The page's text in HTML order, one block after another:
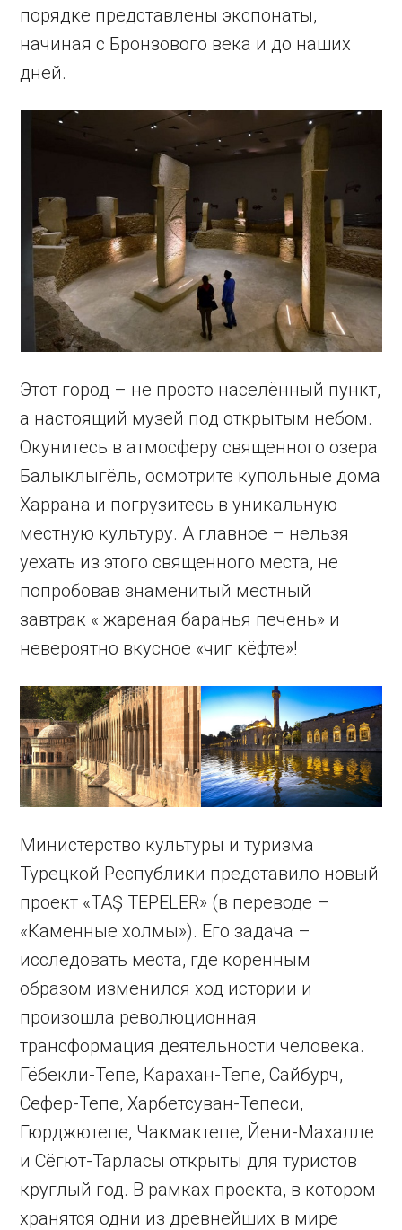
порядке представлены экспонаты,
начиная с Бронзового века и до наших
дней.
Этот город – не просто населённый пункт,
а настоящий музей под открытым небом.
Окунитесь в атмосферу священного озера
Балыклыгёль, осмотрите купольные дома
Харрана и погрузитесь в уникальную
местную культуру. А главное – нельзя
уехать из этого священного места, не
попробовав знаменитый местный
завтрак « жареная баранья печень» и
невероятно вкусное «чиг кёфте»!
Министерство культуры и туризма
Турецкой Республики представило новый
проект «TAŞ TEPELER» (в переводе –
«Каменные холмы»). Его задача –
исследовать места, где коренным
образом изменился ход истории и
произошла революционная
трансформация деятельности человека.
Гёбекли-Тепе, Карахан-Тепе, Сайбурч,
Сефер-Тепе, Харбетсуван-Тепеси,
Гюрджютепе, Чакмактепе, Йени-Махалле
и Сёгют-Тарласы открыты для туристов
круглый год. В рамках проекта, в котором
хранятся одни из древнейших в мире